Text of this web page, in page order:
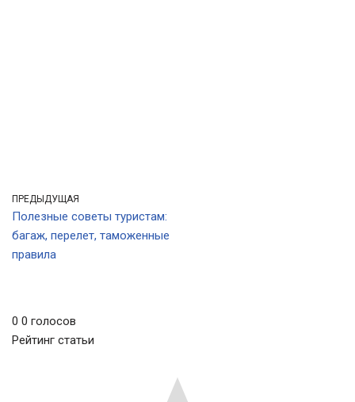
ПРЕДЫДУЩАЯ
Полезные советы туристам:
багаж, перелет, таможенные
правила
0 0 голосов
Рейтинг статьи